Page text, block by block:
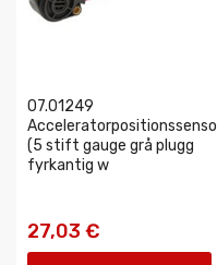
07.01249
Acceleratorpositionssensor
(5 stift gauge grå plugg
fyrkantig w
27,03 €